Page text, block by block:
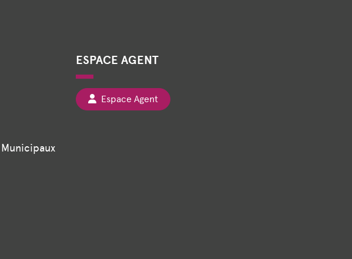
ESPACE AGENT
Espace Agent